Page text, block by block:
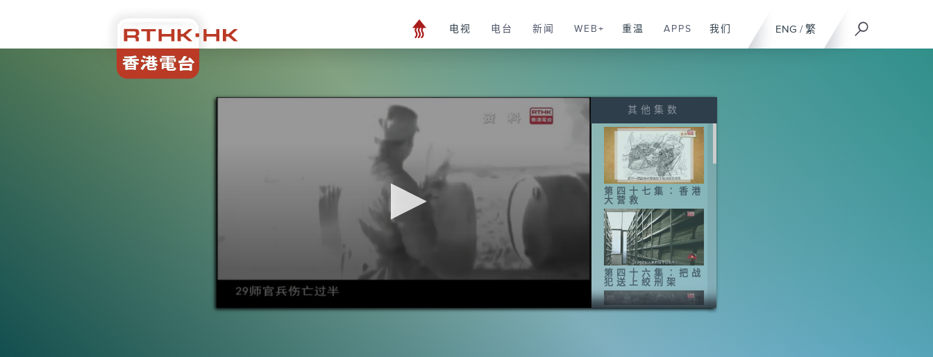
ENG / 繁
电视 电台 新闻 WEB+ 重温 APPS 我们
0
其他集数
第四十七集∶香港
大营救
第四十六集∶把战
犯送上绞刑架